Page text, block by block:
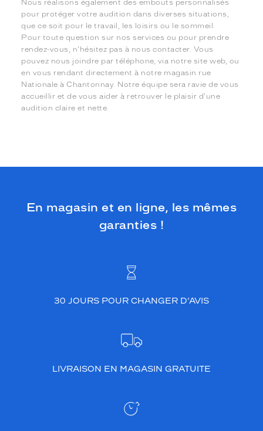
Nous réalisons également des embouts personnalisés
pour protéger votre audition dans diverses situations,
que ce soit pour le travail, les loisirs ou le sommeil.
Pour toute question sur nos services ou pour prendre
rendez-vous, n'hésitez pas à nous contacter. Vous
pouvez nous joindre par téléphone, via notre site web, ou
en vous rendant directement à notre magasin rue
Nationale à Chantonnay. Notre équipe sera ravie de vous
accueillir et de vous aider à retrouver le plaisir d'une
audition claire et nette.
En magasin et en ligne, les mêmes
garanties !
30 JOURS POUR CHANGER D’AVIS
LIVRAISON EN MAGASIN GRATUITE